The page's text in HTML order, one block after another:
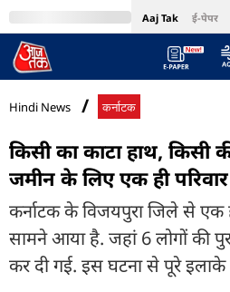
Aaj Tak ई-पेपर
MumbaiTak Cosmopolitan
Hindi News कर्नाटक
किसी का काटा हाथ, किसी
जमीन के लिए एक ही
कर्नाटक के विजयपुरा जिले से एक
सामने आया है. जहां 6 लोगों की
कर दी गई. इस घटना से पूरे